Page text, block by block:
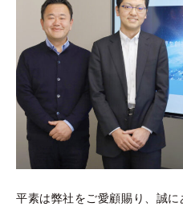
平素は弊社をご愛顧賜り、誠に